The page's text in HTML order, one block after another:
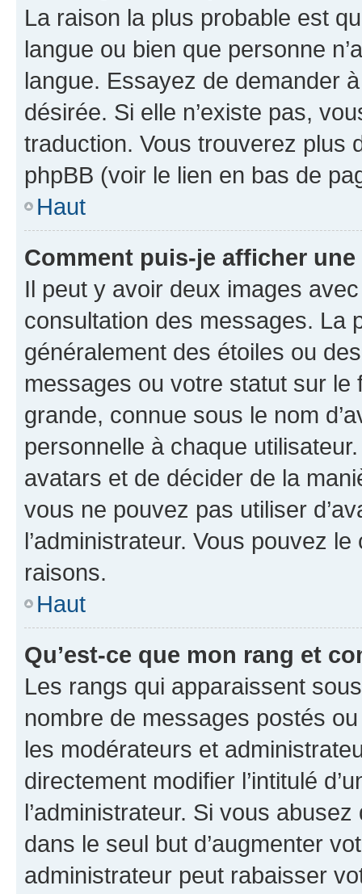
La raison la plus probable est
langue ou bien que personne
langue. Essayez de demander
désirée. Si elle n’existe pas,
traduction. Vous trouverez plus
phpBB (voir le lien en bas de
Haut
Comment puis-je afficher
Il peut y avoir deux images
consultation des messages. La
généralement des étoiles ou
messages ou votre statut sur
grande, connue sous le nom
personnelle à chaque utilisateur.
avatars et de décider de la
vous ne pouvez pas utiliser
l’administrateur. Vous pouvez
raisons.
Haut
Qu’est-ce que mon rang et
Les rangs qui apparaissent
nombre de messages postés
les modérateurs et
directement modifier l’intitulé
l’administrateur. Si vous
dans le seul but d’augmenter
administrateur peut rabaisser